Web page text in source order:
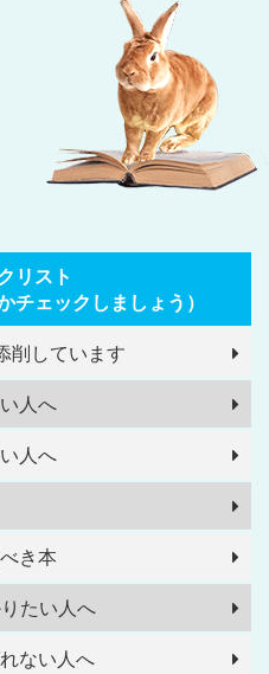
リスト
チェックしましょう）
削しています
人へ
人へ
き本
たい人へ
ない人へ